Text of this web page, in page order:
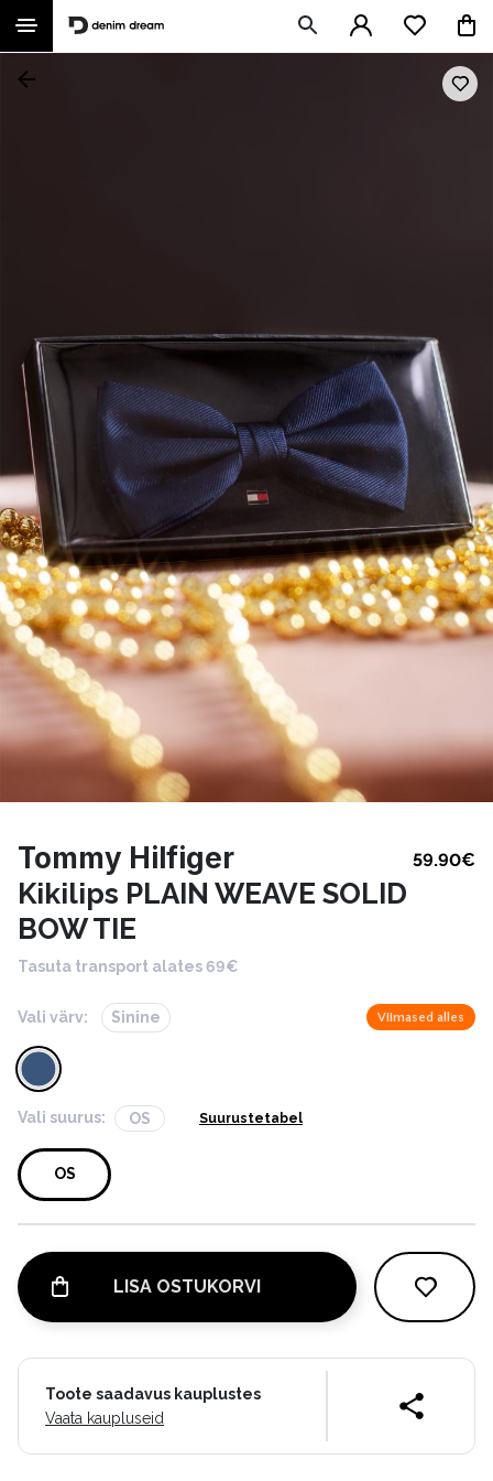
Tommy Hilfiger 59.90€
Kikilips PLAIN WEAVE SOLID
BOW TIE
Tasuta transport alates 69€
Vali värv: Sinine Viimased alles
Vali suurus: OS Suurustetabel
OS
LISA OSTUKORVI
Toote saadavus kauplustes
Vaata kaupluseid